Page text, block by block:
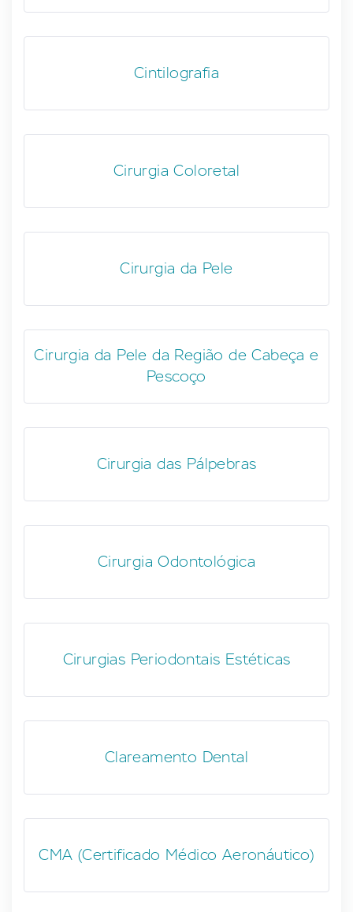
Cintilografia
Cirurgia Coloretal
Cirurgia da Pele
Cirurgia da Pele da Região de Cabeça e
Pescoço
Cirurgia das Pálpebras
Cirurgia Odontológica
Cirurgias Periodontais Estéticas
Clareamento Dental
CMA (Certificado Médico Aeronáutico)